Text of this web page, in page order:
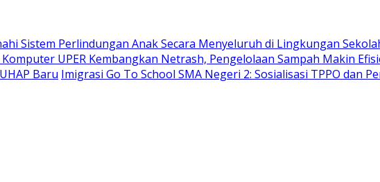
Sistem Perlindungan Anak Secara Menyeluruh di Lingkungan
UPER Kembangkan Netrash, Pengelolaan Sampah Makin
Baru Imigrasi Go To School SMA Negeri 2: Sosialisasi TPPO dan